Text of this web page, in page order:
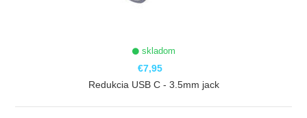
skladom
€7,95
Redukcia USB C - 3.5mm jack